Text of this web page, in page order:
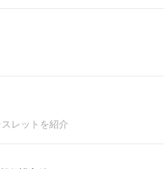
レットを紹介